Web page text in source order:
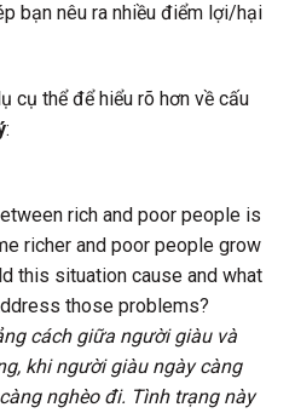
bạn nêu ra nhiều điểm lợi/hại
cụ thể để hiểu rõ hơn về cấu
:
rich and poor people is
richer and poor people grow
this situation cause and what
those problems?
cách giữa người giàu và
khi người giàu ngày càng
nghèo đi. Tình trạng này